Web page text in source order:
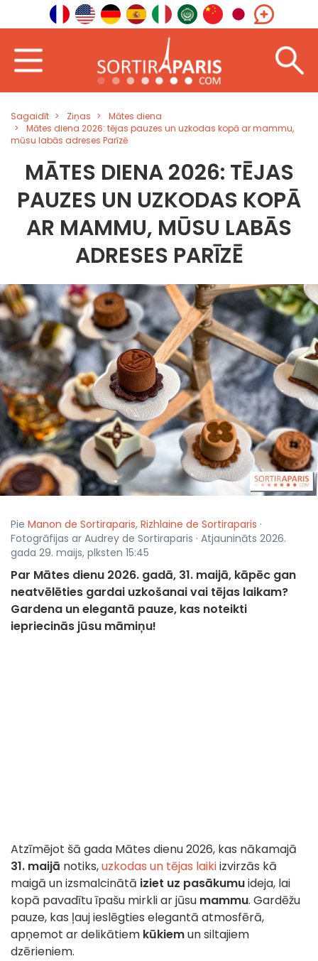
Sagaidīt Ziņas
Mātes diena
Mātes diena 2026: tējas pauzes un uzkodas kopā ar mammu,
mūsu labās adreses Parīzē
MĀTES DIENA 2026: TĒJAS
PAUZES UN UZKODAS KOPĀ
AR MAMMU, MŪSU LABĀS
ADRESES PARĪZĒ
Pie Manon de Sortiraparis, Rizhlaine de Sortiraparis ·
Fotogrāfijas ar Audrey de Sortiraparis · Atjaunināts 2026.
gada 29. maijs, plksten 15:45
Par Mātes dienu 2026. gadā, 31. maijā, kāpēc gan
neatvēlēties gardai uzkošanai vai tējas laikam?
Gardena un elegantā pauze, kas noteikti
iepriecinās jūsu māmiņu!
Atzīmējot šā gada Mātes dienu 2026, kas nākamajā
31. maijā notiks,uzkodas un tējas laikiizvirzās kā
maigā un izsmalcinātā iziet uz pasākumuideja, lai
kopā pavadītu īpašu mirkli ar jūsu mammu. Gardēžu
pauze, kas ļauj ieslēgties elegantā atmosfērā,
apņemot ar delikātiem kūkiemun siltajiem
dzērieniem.